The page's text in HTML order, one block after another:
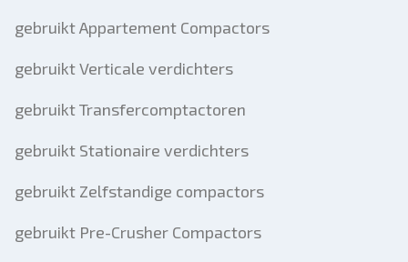
gebruikt Appartement Compactors
gebruikt Verticale verdichters
gebruikt Transfercomptactoren
gebruikt Stationaire verdichters
gebruikt Zelfstandige compactors
gebruikt Pre-Crusher Compactors